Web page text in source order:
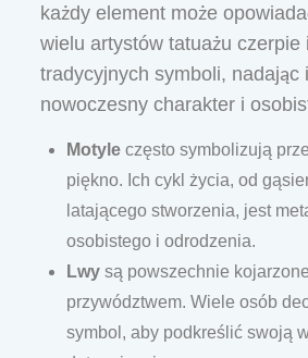
każdy element może
wielu artystów tatuażu czerpie
tradycyjnych symboli, nadając
nowoczesny charakter i
Motyle często symbolizują
piękno. Ich cykl życia, od
latającego stworzenia, jest
osobistego i odrodzenia.
Lwy są powszechnie
przywództwem. Wiele osób
symbol, aby podkreślić swoją